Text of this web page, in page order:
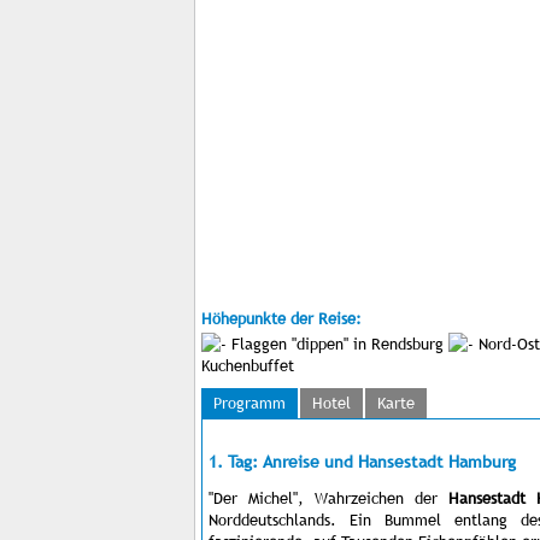
Höhepunkte der Reise:
Flaggen "dippen" in Rendsburg
Nord-
Kuchenbuffet
Programm
Hotel Karte
1. Tag: Anreise und Hansestadt Hamburg
"Der Michel", Wahrzeichen der Hansestadt
Norddeutschlands. Ein Bummel entlang